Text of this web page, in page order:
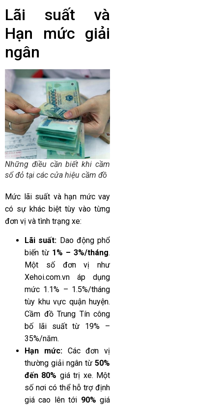
Lãi suất và
Hạn mức giải
ngân
Những điều cần biết khi cầm
sổ đỏ tại các cửa hiệu cầm đồ
Mức lãi suất và hạn mức vay
có sự khác biệt tùy vào từng
đơn vị và tình trạng xe:
Lãi suất: Dao động phổ
biến từ 1% – 3%/tháng.
Một số đơn vị như
Xehoi.com.vn áp dụng
mức 1.1% – 1.5%/tháng
tùy khu vực quận huyện.
Cầm đồ Trung Tín công
bố lãi suất từ 19% –
35%/năm.
Hạn mức:Các đơn vị
thường giải ngân từ 50%
đến 80% giá trị xe. Một
số nơi có thể hỗ trợ định
giá cao lên tới 90% giá